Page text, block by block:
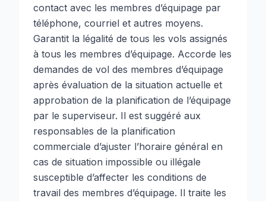
contact avec les membres d’équipage par
téléphone, courriel et autres moyens.
Garantit la légalité de tous les vols assignés
à tous les membres d’équipage. Accorde les
demandes de vol des membres d’équipage
après évaluation de la situation actuelle et
approbation de la planification de l’équipage
par le superviseur. Il est suggéré aux
responsables de la planification
commerciale d’ajuster l’horaire général en
cas de situation impossible ou illégale
susceptible d’affecter les conditions de
travail des membres d’équipage. Il traite les